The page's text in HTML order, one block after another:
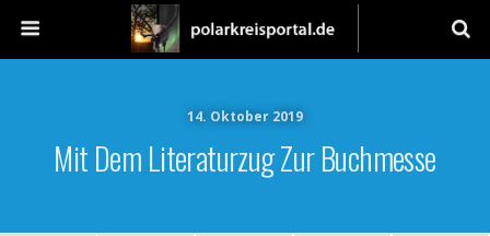
14. Oktober 2019
Mit Dem Literaturzug Zur Buchmesse